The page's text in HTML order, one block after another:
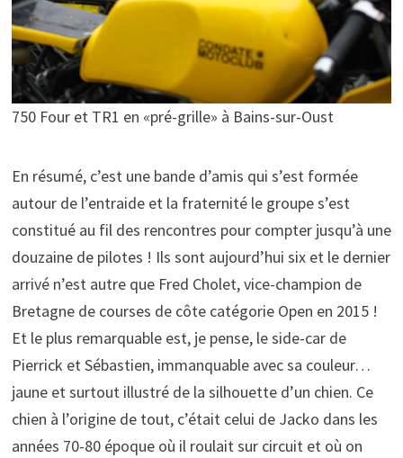
750 Four et TR1 en «pré-grille» à Bains-sur-Oust
En résumé, c’est une bande d’amis qui s’est formée
autour de l’entraide et la fraternité le groupe s’est
constitué au fil des rencontres pour compter jusqu’à une
douzaine de pilotes ! Ils sont aujourd’hui six et le dernier
arrivé n’est autre que Fred Cholet, vice-champion de
Bretagne de courses de côte catégorie Open en 2015 !
Et le plus remarquable est, je pense, le side-car de
Pierrick et Sébastien, immanquable avec sa couleur…
jaune et surtout illustré de la silhouette d’un chien. Ce
chien à l’origine de tout, c’était celui de Jacko dans les
années 70-80 époque où il roulait sur circuit et où on